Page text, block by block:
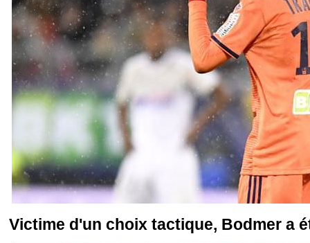
Victime d'un choix tactique, Bodmer a